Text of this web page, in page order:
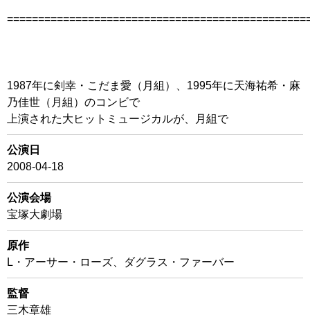
1987年に剣幸・こだま愛（月組）、1995年に天海祐希・麻
乃佳世（月組）のコンビで
上演された大ヒットミュージカルが、月組で
公演日
2008-04-18
公演会場
宝塚大劇場
原作
L・アーサー・ローズ、ダグラス・ファーバー
監督
三木章雄